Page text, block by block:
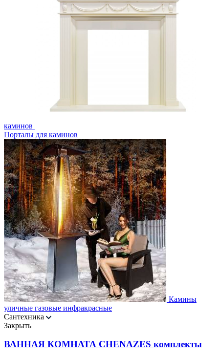
каминов
Порталы для каминов
Камины
уличные газовые инфракрасные
Сантехника
Закрыть
ВАННАЯ КОМНАТА CHENAZES комплекты